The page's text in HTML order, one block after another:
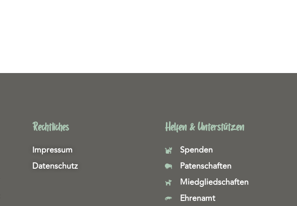
Rechtliches
Impressum
Datenschutz
Helfen & Unterstützen
Spenden
Patenschaften
Miedgliedschaften
Ehrenamt